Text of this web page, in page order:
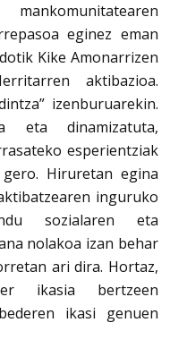
eginez eman
Kike Amonarrizen
aktibazioa.
izenburuarekin.
eta dinamizatuta,
esperientziak
Hiruretan egina
inguruko
sozialaren eta
nolakoa izan behar
ari dira. Hortaz,
ikasia bertzeen
ikasi genuen